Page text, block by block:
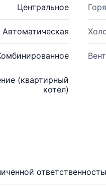
Центральное
Автоматическая
(квартирный
котел)